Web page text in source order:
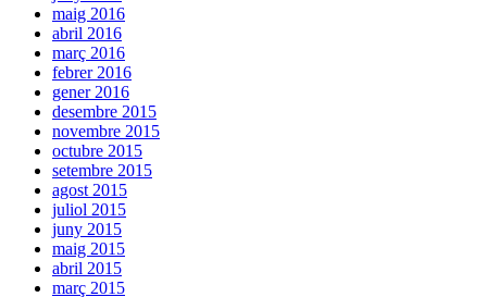
maig 2016
abril 2016
març 2016
febrer 2016
gener 2016
desembre 2015
novembre 2015
octubre 2015
setembre 2015
agost 2015
juliol 2015
juny 2015
maig 2015
abril 2015
març 2015